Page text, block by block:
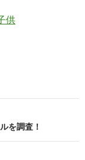
供
を調査！